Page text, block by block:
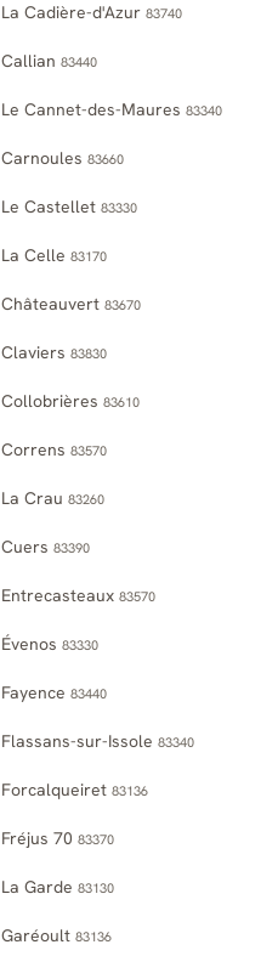
La Cadière-d'Azur 83740
Callian 83440
Le Cannet-des-Maures 83340
Carnoules 83660
Le Castellet 83330
La Celle 83170
Châteauvert 83670
Claviers 83830
Collobrières 83610
Correns 83570
La Crau 83260
Cuers 83390
Entrecasteaux 83570
Évenos 83330
Fayence 83440
Flassans-sur-Issole 83340
Forcalqueiret 83136
Fréjus 70 83370
La Garde 83130
Garéoult 83136